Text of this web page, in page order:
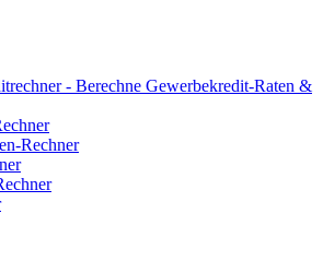
- Berechne Gewerbekredit-Raten &
Rechner